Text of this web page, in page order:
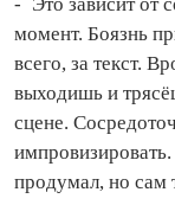
момент. Боязнь
всего, за текст.
выходишь и
сцене.
продумал, но сам